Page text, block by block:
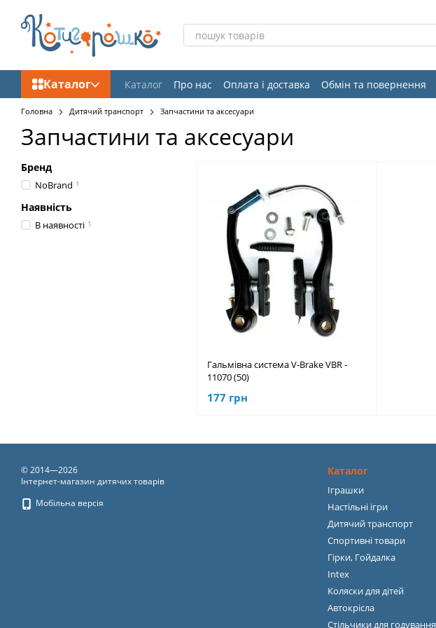
Каталог Каталог Про нас Оплата і доставка Обмін та повернення
Відгуки про магазин
Головна Дитячий транспорт Запчастини та аксесуари
Запчастини та аксесуари
Гальмівна система V-Brake VBR -
11070 (50)
177 грн
Бренд
NoBrand 1
Наявність
В наявності 1
© 2014—2026
Інтернет-магазин дитячих товарів
Мобільна версія
Каталог
Іграшки
Настільні ігри
Дитячий транспорт
Спортивні товари
Гірки, Гойдалка
Intex
Коляски для дітей
Автокрісла
Стільчики для годування